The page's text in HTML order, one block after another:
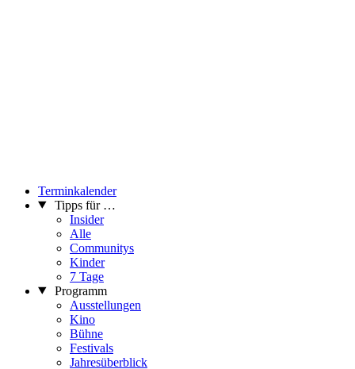
Terminkalender
Tipps für …
Insider
Alle
Communitys
Kinder
7 Tage
Programm
Ausstellungen
Kino
Bühne
Festivals
Jahresüberblick